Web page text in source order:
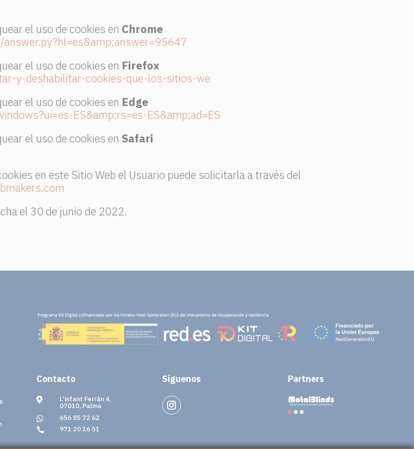
el uso de cookies en Chrome
el uso de cookies en Firefox
y-deshabilitar-cookies-que-los-sitios-we
el uso de cookies en Edge
ES&amp;rs=es-ES&amp;ad=ES
el uso de cookies en Safari
en este Sitio Web el Usuario puede solicitarla a través del
el 30 de junio de 2022.
Contacto

L'infant Ferrán 4,
07010, Palma
 656 85 72 62
 971 20 16 51
Síguenos Partners